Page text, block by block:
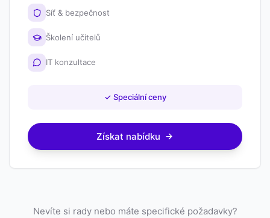
Síť & bezpečnost
Školení učitelů
IT konzultace
✓ Speciální ceny
Získat nabídku
Nevíte si rady nebo máte specifické požadavky?